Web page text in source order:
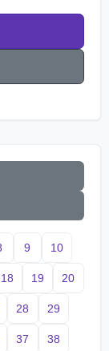
9 10
18 19 20
28 29
37 38